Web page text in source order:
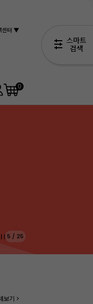
센터 ▼
0
5 / 25
보기 >